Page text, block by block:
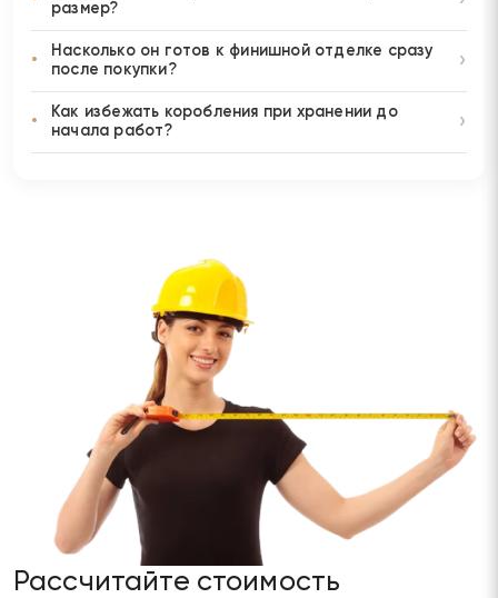
размер?
Насколько он готов к финишной отделке сразу
после покупки?
Как избежать коробления при хранении до
начала работ?
Рассчитайте стоимость